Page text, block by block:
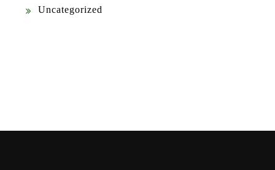
Uncategorized